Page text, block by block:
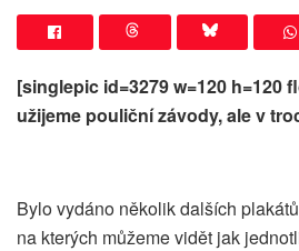
[singlepic id=3279 w=120 h=120
užijeme pouliční závody, ale v
Bylo vydáno několik dalších
na kterých můžeme vidět jak